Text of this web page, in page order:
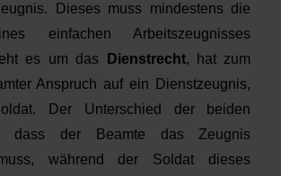
Dieses muss mindestens die
einfachen Arbeitszeugnisses
es um das
Dienstrecht, hat zum
Anspruch auf ein Dienstzeugnis,
Der Unterschied der beiden
dass der Beamte das Zeugnis
während der Soldat dieses